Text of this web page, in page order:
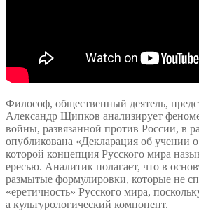
Философ, общественный деятель,
Александр Щипков анализирует
войны, развязанной против России, в
опубликована «Декларация об учении
которой концепция Русского мира
ересью. Аналитик полагает, что в
размытые формулировки, которые не
«еретичность» Русского мира,
а культурологический компонент.